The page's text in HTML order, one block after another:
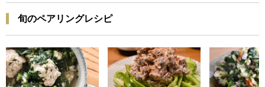
旬のペアリングレシピ